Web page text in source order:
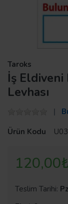
Taroks
İş Eldiveni
Levhası
Ürün Kodu
Teslim Tarihi: